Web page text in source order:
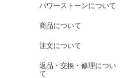
パワーストーンについて
商品について
注文について
返品・交換・修理につい
て